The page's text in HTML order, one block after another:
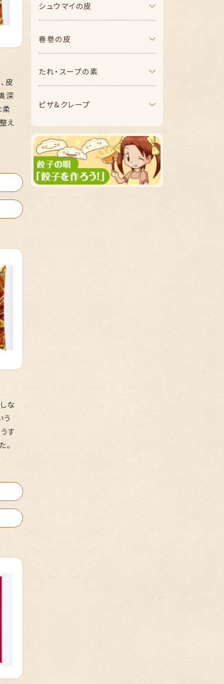
皮
深
柔
え
な
う
す
。
シュウマイの皮
春巻の皮
たれ・スープの素
ピザ&クレープ